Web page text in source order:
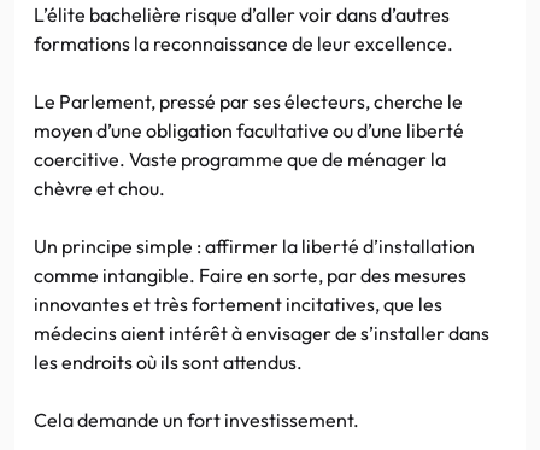
L’élite bachelière risque d’aller voir dans d’autres
formations la reconnaissance de leur excellence.
Le Parlement, pressé par ses électeurs, cherche le
moyen d’une obligation facultative ou d’une liberté
coercitive. Vaste programme que de ménager la
chèvre et chou.
Un principe simple : affirmer la liberté d’installation
comme intangible. Faire en sorte, par des mesures
innovantes et très fortement incitatives, que les
médecins aient intérêt à envisager de s’installer dans
les endroits où ils sont attendus.
Cela demande un fort investissement.